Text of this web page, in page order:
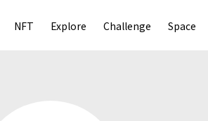
NFT Explore Challenge Space